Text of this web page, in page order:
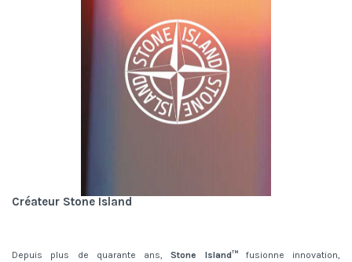
Créateur Stone Island
Depuis plus de quarante ans,Stone Island™fusionne innovation,